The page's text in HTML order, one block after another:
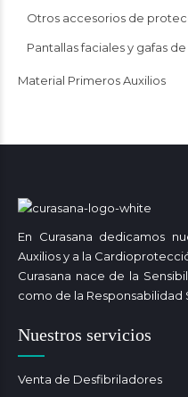
Otros accesorios de
Pantallas faciales y gafas
Material Primeros Auxilios
En Curasana dedicamos
Auxilios y a la
Curasana nace de la
como de la Responsabilidad
Nuestros servicios
Venta de Desfibriladores